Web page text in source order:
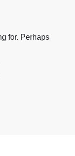
for. Perhaps